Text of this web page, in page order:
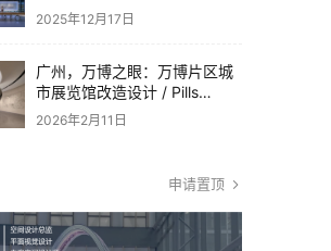
/ 直径叙事设计
2025年12月17日
广州，万博之眼：万博片区城
市展览馆改造设计 / Pills
Architects
2026年2月11日
申请置顶